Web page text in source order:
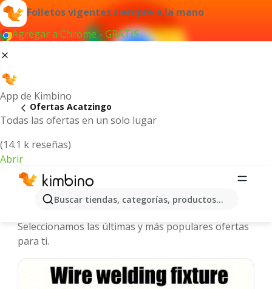
Folletos vigentes siempre a la mano
Agregar a Chrome - GRATIS
App de Kimbino
Todas las ofertas en un solo lugar
(14.1 k reseñas)
Abrir
Buscar tiendas, categorías, productos...
Ofertas Acatzingo
Acatzingo - Folletos y ofertas más
Seleccionamos las últimas y más populares ofertas
para ti.